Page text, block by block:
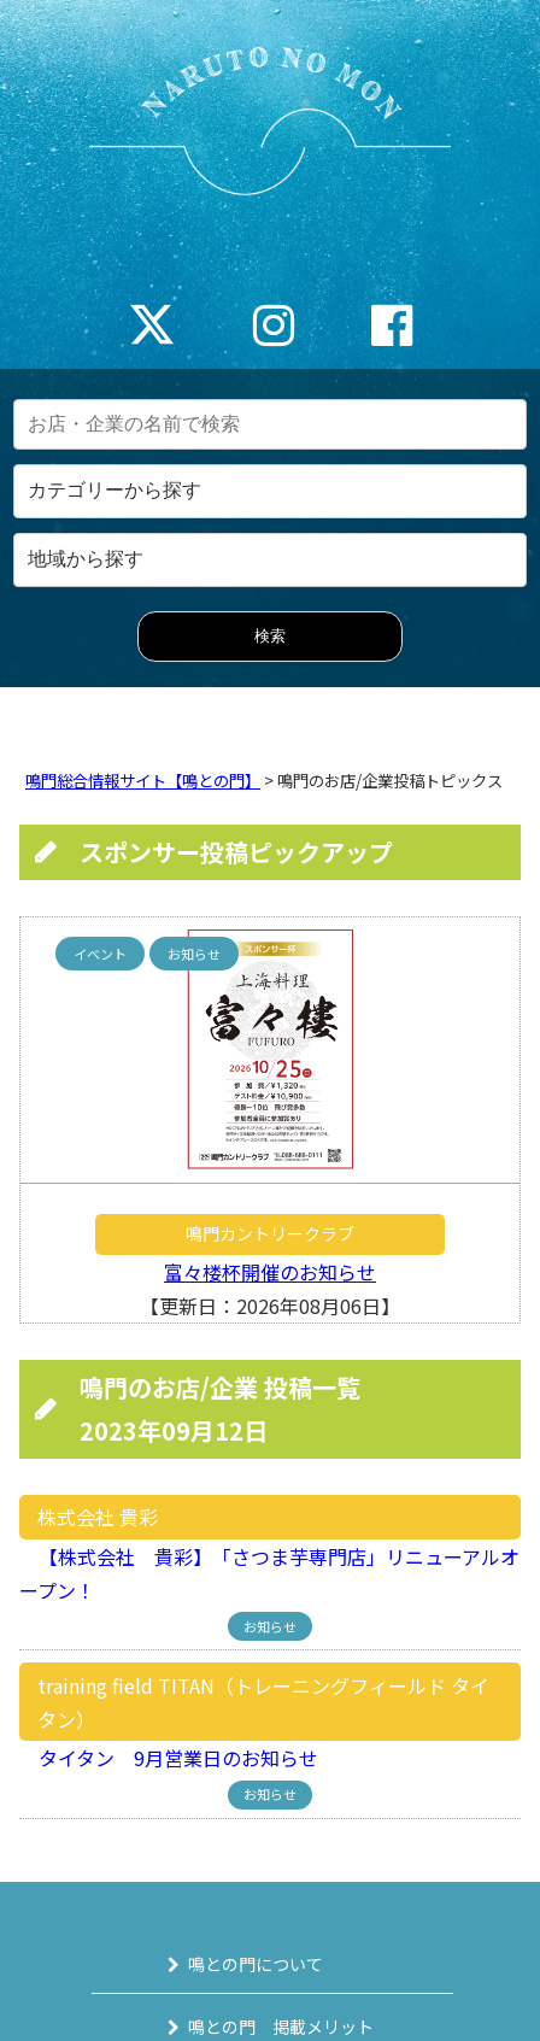
鳴門総合情報サイト【鳴との門】 > 鳴門のお店/企業投稿トピックス
スポンサー投稿ピックアップ
イベント お知らせ
鳴門カントリークラブ
富々楼杯開催のお知らせ
【更新日：2026年08月06日】
鳴門のお店/企業 投稿一覧
2023年09月12日
株式会社 貴彩
【株式会社 貴彩】「さつま芋専門店」リニューアルオ
ープン！
お知らせ
training field TITAN（トレーニングフィールド タイ
タン）
タイタン 9月営業日のお知らせ
お知らせ
鳴との門について
鳴との門 掲載メリット